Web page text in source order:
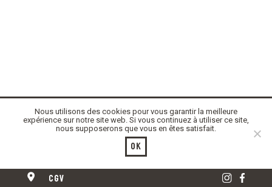
cgv
Nous utilisons des cookies pour vous garantir la meilleure
expérience sur notre site web. Si vous continuez à utiliser ce site,
nous supposerons que vous en êtes satisfait.
Ok